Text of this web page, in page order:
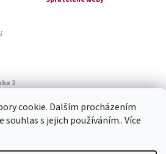
cookie. Dalším procházením
s jejich používáním.. Více
2